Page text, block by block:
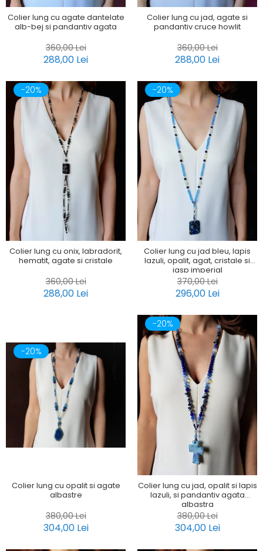
Colier lung cu agate dantelate
alb-bej si pandantiv agata
360,00 Lei
288,00 Lei
Colier lung cu jad, agate si
pandantiv cruce howlit
360,00 Lei
288,00 Lei
-20%
Colier lung cu onix, labradorit,
hematit, agate si cristale
360,00 Lei
288,00 Lei
-20%
Colier lung cu jad bleu, lapis
lazuli, opalit, agat, cristale si
jasp imperial
370,00 Lei
296,00 Lei
-20%
Colier lung cu opalit si agate
albastre
380,00 Lei
304,00 Lei
-20%
Colier lung cu jad, opalit si lapis
lazuli, si pandantiv agata
albastra
380,00 Lei
304,00 Lei